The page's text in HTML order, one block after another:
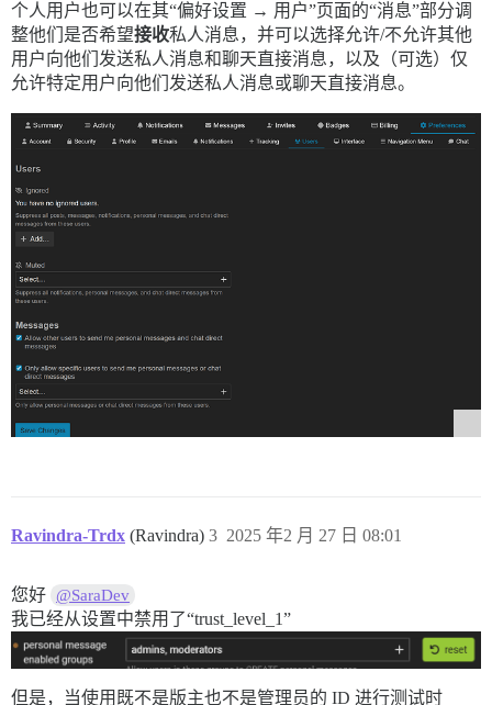
个人用户也可以在其“偏好设置 → 用户”页面的“消息”部分调
整他们是否希望接收私人消息，并可以选择允许/不允许其他
用户向他们发送私人消息和聊天直接消息，以及（可选）仅
允许特定用户向他们发送私人消息或聊天直接消息。
Ravindra-Trdx (Ravindra) 2025 年2 月 27 日 08:01
3
您好 @SaraDev
我已经从设置中禁用了“trust_level_1”
但是，当使用既不是版主也不是管理员的 ID 进行测试时